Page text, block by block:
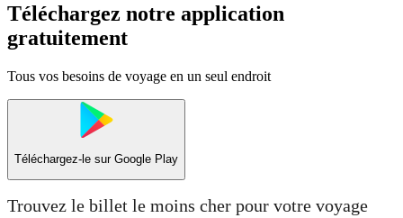
Téléchargez notre application
gratuitement
Tous vos besoins de voyage en un seul endroit
Téléchargez-le sur Google Play
Trouvez le billet le moins cher pour votre voyage